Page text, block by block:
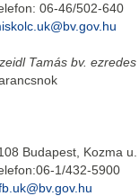
06-46/502-640
Tamás bv. ezredes
Budapest, Kozma u.
1/432-5900